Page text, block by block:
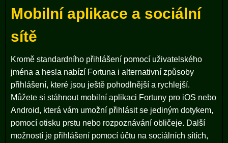
Mobilní aplikace a sociální
sítě
Kromě standardního přihlášení pomocí uživatelského
jména a hesla nabízí Fortuna i alternativní způsoby
přihlášení, které jsou ještě pohodlnější a rychlejší.
Můžete si stáhnout mobilní aplikaci Fortuny pro iOS nebo
Android, která vám umožní přihlásit se jediným dotykem,
pomocí otisku prstu nebo rozpoznávání obličeje. Další
možností je přihlášení pomocí účtu na sociálních sítích,